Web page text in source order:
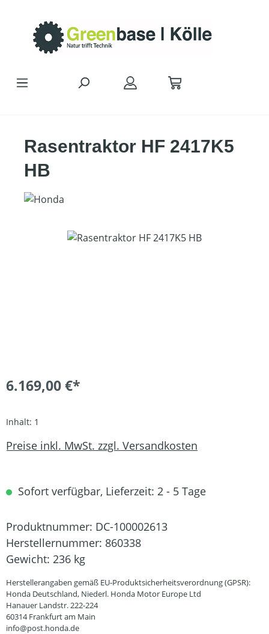
Rasentraktor HF 2417K5
HB
Bildergalerie überspringen
6.169,00 €*
Inhalt: 1
Preise inkl. MwSt. zzgl. Versandkosten
Sofort verfügbar, Lieferzeit: 2 - 5 Tage
Produktnummer: DC-100002613
Herstellernummer: 860338
Gewicht: 236 kg
Herstellerangaben gemäß EU-Produktsicherheitsverordnung (GPSR):
Honda Deutschland, Niederl. Honda Motor Europe Ltd
Hanauer Landstr. 222-224
60314 Frankfurt am Main
info@post.honda.de